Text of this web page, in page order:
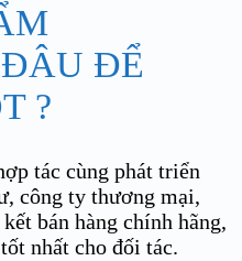
ĐÂU ĐỂ
?
tác cùng phát triển
công ty thương mại,
bán hàng chính hãng,
nhất cho đối tác.